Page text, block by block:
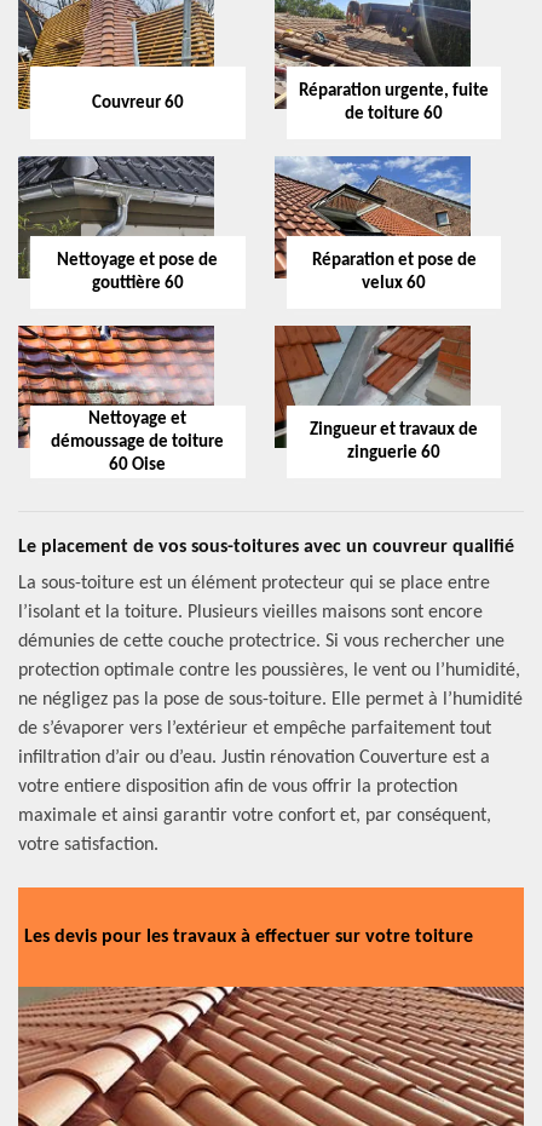
Couvreur 60
Réparation urgente, fuite
de toiture 60
Nettoyage et pose de
gouttière 60
Réparation et pose de
velux 60
Nettoyage et
démoussage de toiture
60 Oise
Zingueur et travaux de
zinguerie 60
Le placement de vos sous-toitures avec un couvreur qualifié
La sous-toiture est un élément protecteur qui se place entre
l’isolant et la toiture. Plusieurs vieilles maisons sont encore
démunies de cette couche protectrice. Si vous rechercher une
protection optimale contre les poussières, le vent ou l’humidité,
ne négligez pas la pose de sous-toiture. Elle permet à l’humidité
de s’évaporer vers l’extérieur et empêche parfaitement tout
infiltration d’air ou d’eau. Justin rénovation Couverture est a
votre entiere disposition afin de vous offrir la protection
maximale et ainsi garantir votre confort et, par conséquent,
votre satisfaction.
Les devis pour les travaux à effectuer sur votre toiture